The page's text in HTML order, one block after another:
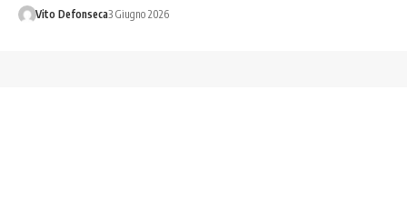
Vito Defonseca3 Giugno 2026